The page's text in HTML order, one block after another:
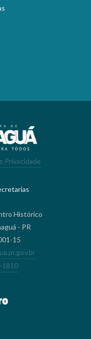
Privacidade
Histórico
- PR
15
1810